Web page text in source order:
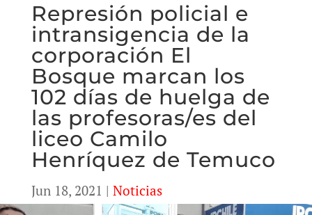
Represión policial e
intransigencia de la
corporación El
Bosque marcan los
102 días de huelga de
las profesoras/es del
liceo Camilo
Henríquez de Temuco
Jun 18, 2021 | Noticias